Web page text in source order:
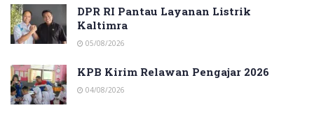
DPR RI Pantau Layanan Listrik
Kaltimra
05/08/2026
KPB Kirim Relawan Pengajar 2026
04/08/2026